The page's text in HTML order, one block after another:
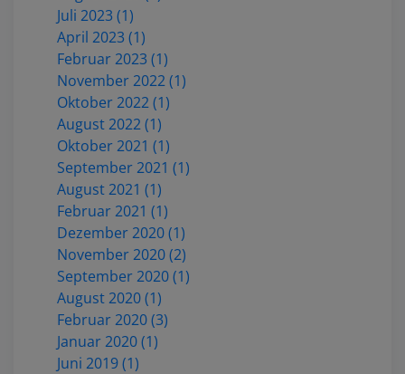
Juli 2023 (1)
April 2023 (1)
Februar 2023 (1)
November 2022 (1)
Oktober 2022 (1)
August 2022 (1)
Oktober 2021 (1)
September 2021 (1)
August 2021 (1)
Februar 2021 (1)
Dezember 2020 (1)
November 2020 (2)
September 2020 (1)
August 2020 (1)
Februar 2020 (3)
Januar 2020 (1)
Juni 2019 (1)